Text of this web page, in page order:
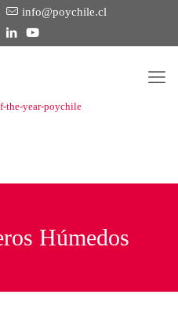
info@poychile.cl
Húmedos